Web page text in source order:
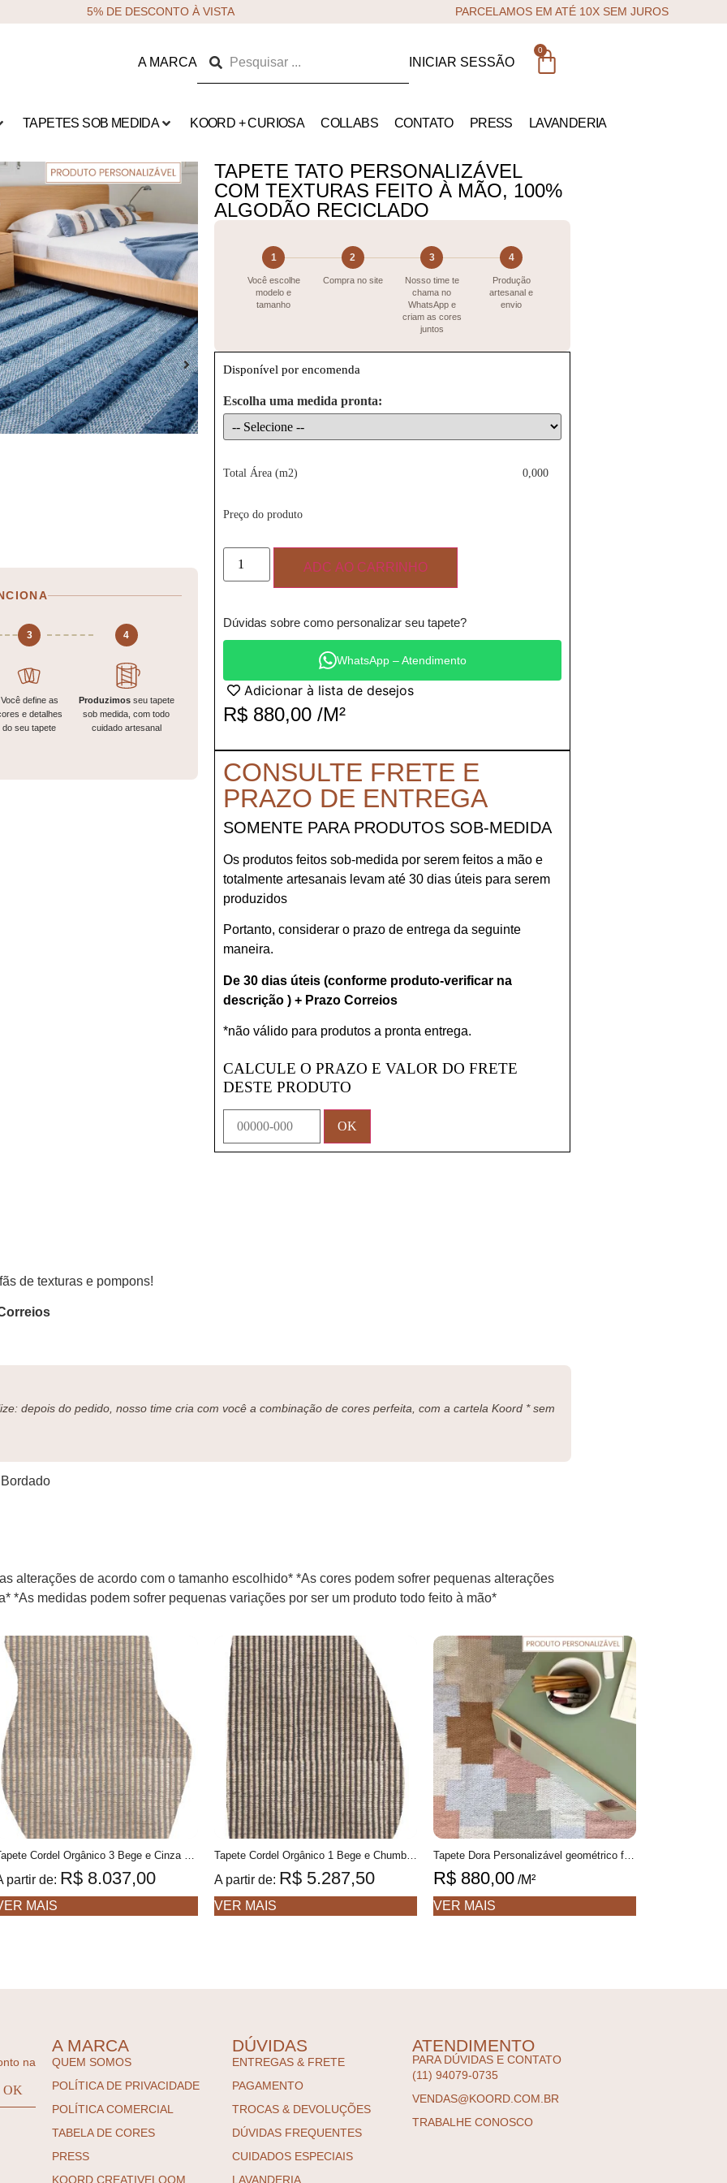
5% DE DESCONTO À VISTA PARCELAMOS EM ATÉ 10X SEM JUROS
A MARCA INICIAR SESSÃO
0
TAPETES SOB MEDIDA KOORD + CURIOSA COLLABS CONTATO PRESS LAVANDERIA
3
Você define as
e detalhes
do seu tapete
4
Produzimosseu tapete
sob medida, com todo
cuidado artesanal
TAPETE TATO PERSONALIZÁVEL
COM TEXTURAS FEITO À MÃO, 100%
ALGODÃO RECICLADO
1
Você escolhe
modelo e
tamanho
2
Compra no site
3
Nosso time te
chama no
WhatsApp e
criam as cores
juntos
4
Produção
artesanal e
envio
Disponível por encomenda
Escolha uma medida pronta:
Total Área (m2) 0,000
Preço do produto
ADC AO CARRINHO
Dúvidas sobre como personalizar seu tapete?
WhatsApp – Atendimento
Adicionar à lista de desejos
R$ 880,00 /M²
CONSULTE FRETE E
PRAZO DE ENTREGA
SOMENTE PARA PRODUTOS SOB-MEDIDA
Os produtos feitos sob-medida por serem feitos a mão e
totalmente artesanais levam até 30 dias úteis para serem
produzidos
Portanto, considerar o prazo de entrega da seguinte
maneira.
De 30 dias úteis (conforme produto-verificar na
descrição ) + Prazo Correios
*não válido para produtos a pronta entrega.
CALCULE O PRAZO E VALOR DO FRETE
DESTE PRODUTO
de texturas e pompons!
depois do pedido, nosso time cria com você a combinação de cores perfeita, com a cartela Koord * sem
alterações de acordo com o tamanho escolhido* *As cores podem sofrer pequenas alterações
*As medidas podem sofrer pequenas variações por ser um produto todo feito à mão*
partir de: R$ 8.037,00
MAIS
A partir de: R$ 5.287,50
VER MAIS
R$ 880,00 /M²
VER MAIS
na
A MARCA
QUEM SOMOS
POLÍTICA DE PRIVACIDADE
POLÍTICA COMERCIAL
TABELA DE CORES
PRESS
KOORD CREATIVELOOM
DÚVIDAS
ENTREGAS & FRETE
PAGAMENTO
TROCAS & DEVOLUÇÕES
DÚVIDAS FREQUENTES
CUIDADOS ESPECIAIS
LAVANDERIA
ATENDIMENTO
PARA DÚVIDAS E CONTATO
(11) 94079-0735
VENDAS@KOORD.COM.BR
TRABALHE CONOSCO